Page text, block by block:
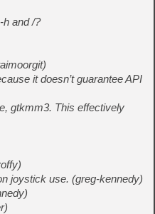
h and /?
it doesn’t guarantee API
gtkmm3. This effectively
joystick use. (greg-kennedy)